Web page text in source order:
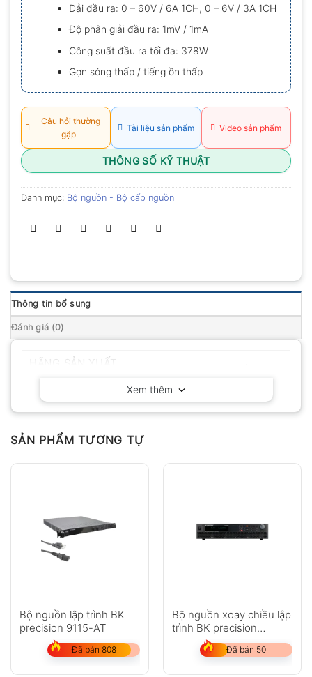
Dải đầu ra: 0 – 60V / 6A 1CH, 0 – 6V / 3A 1CH
Độ phân giải đầu ra: 1mV / 1mA
Công suất đầu ra tối đa: 378W
Gợn sóng thấp / tiếng ồn thấp
Câu hỏi thường
gặp
Tài liệu sản phẩm Video sản phẩm
THÔNG SỐ KỸ THUẬT
Danh mục: Bộ nguồn - Bộ cấp nguồn
Thông tin bổ sung
Đánh giá (0)
Xem thêm
SẢN PHẨM TƯƠNG TỰ
Bộ nguồn lập trình BK
precision 9115-AT
Đã bán 808
Bộ nguồn xoay chiều lập
trình BK precision
PVS10005
Đã bán 50